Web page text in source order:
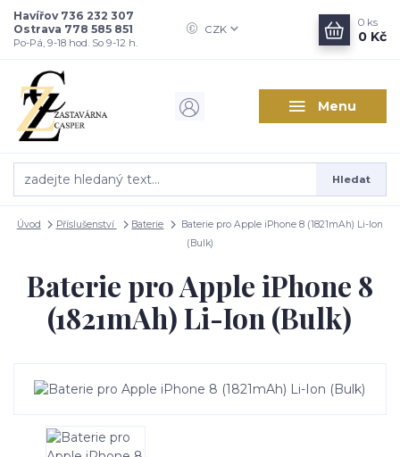
Menu
CZK
Hledat
Havířov 736 232 307
Ostrava 778 585 851
Po-Pá, 9-18 hod. So 9-12 h.
0 ks
0 Kč
Úvod Příslušenství Baterie
Baterie pro Apple iPhone 8 (1821mAh) Li-Ion
(Bulk)
Baterie pro Apple iPhone 8
(1821mAh) Li-Ion (Bulk)